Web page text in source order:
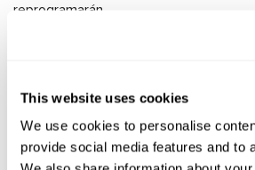
This website uses cookies
We use cookies to personalise
provide social media features and to
reprogramarán.
La Feria de Tecnología de
Automechanika Estambul 2020
en
celebrar del 02.04.2020 al
una nueva fecha: 25.06.2020-